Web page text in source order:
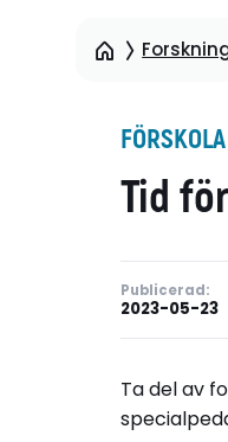
FÖRSKOLA
Tid
Publicerad:
2023-05-23
Ta del av